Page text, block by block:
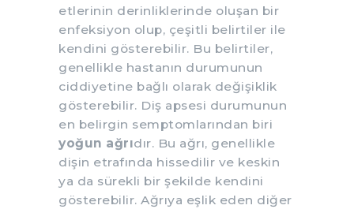
etlerinin derinliklerinde oluşan bir
enfeksiyon olup, çeşitli belirtiler ile
kendini gösterebilir. Bu belirtiler,
genellikle hastanın durumunun
ciddiyetine bağlı olarak değişiklik
gösterebilir. Diş apsesi durumunun
en belirgin semptomlarından biri
yoğun ağrıdır. Bu ağrı, genellikle
dişin etrafında hissedilir ve keskin
ya da sürekli bir şekilde kendini
gösterebilir. Ağrıya eşlik eden diğer